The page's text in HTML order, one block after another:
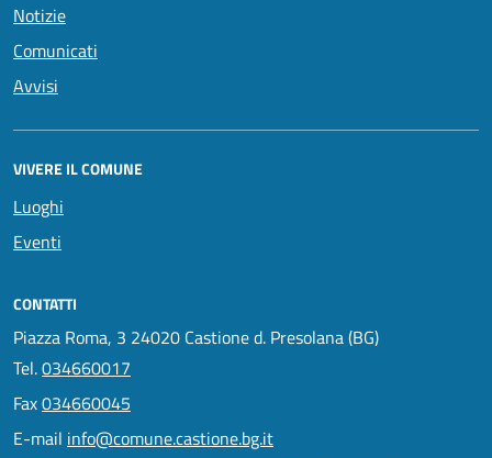
Notizie
Comunicati
Avvisi
VIVERE IL COMUNE
Luoghi
Eventi
CONTATTI
Piazza Roma, 3 24020 Castione d. Presolana (BG)
Tel.034660017
Fax034660045
E-mail info@comune.castione.bg.it